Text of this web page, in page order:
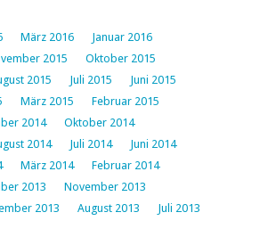
März 2016
Januar 2016
2015
Oktober 2015
2015 Juli 2015
Juni 2015
März 2015
Februar 2015
2014
Oktober 2014
2014 Juli 2014
Juni 2014
März 2014
Februar 2014
2013
November 2013
2013 August 2013
Juli 2013